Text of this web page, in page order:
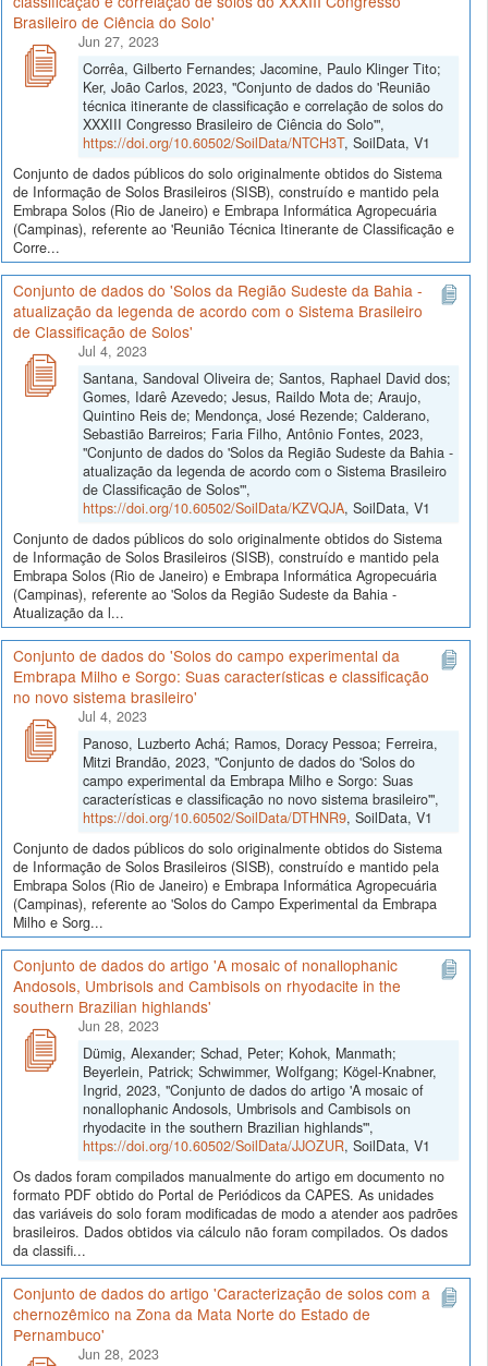
Brasileiro de Ciência do Solo'
Jun 27, 2023
Corrêa, Gilberto Fernandes; Jacomine, Paulo Klinger Tito;
Ker, João Carlos, 2023, "Conjunto de dados do 'Reunião
técnica itinerante de classificação e correlação de solos do
XXXIII Congresso Brasileiro de Ciência do Solo'",
https://doi.org/10.60502/SoilData/NTCH3T, SoilData, V1
Conjunto de dados públicos do solo originalmente obtidos do Sistema
de Informação de Solos Brasileiros (SISB), construído e mantido pela
Embrapa Solos (Rio de Janeiro) e Embrapa Informática Agropecuária
(Campinas), referente ao 'Reunião Técnica Itinerante de Classificação e
Corre...
Conjunto de dados do 'Solos da Região Sudeste da Bahia -
atualização da legenda de acordo com o Sistema Brasileiro
de Classificação de Solos'
Jul 4, 2023
Santana, Sandoval Oliveira de; Santos, Raphael David dos;
Gomes, Idarê Azevedo; Jesus, Raildo Mota de; Araujo,
Quintino Reis de; Mendonça, José Rezende; Calderano,
Sebastião Barreiros; Faria Filho, Antônio Fontes, 2023,
"Conjunto de dados do 'Solos da Região Sudeste da Bahia -
atualização da legenda de acordo com o Sistema Brasileiro
de Classificação de Solos'",
https://doi.org/10.60502/SoilData/KZVQJA, SoilData, V1
Conjunto de dados públicos do solo originalmente obtidos do Sistema
de Informação de Solos Brasileiros (SISB), construído e mantido pela
Embrapa Solos (Rio de Janeiro) e Embrapa Informática Agropecuária
(Campinas), referente ao 'Solos da Região Sudeste da Bahia -
Atualização da l...
Conjunto de dados do 'Solos do campo experimental da
Embrapa Milho e Sorgo: Suas características e classificação
no novo sistema brasileiro'
Jul 4, 2023
Panoso, Luzberto Achá; Ramos, Doracy Pessoa; Ferreira,
Mitzi Brandão, 2023, "Conjunto de dados do 'Solos do
campo experimental da Embrapa Milho e Sorgo: Suas
características e classificação no novo sistema brasileiro'",
https://doi.org/10.60502/SoilData/DTHNR9, SoilData, V1
Conjunto de dados públicos do solo originalmente obtidos do Sistema
de Informação de Solos Brasileiros (SISB), construído e mantido pela
Embrapa Solos (Rio de Janeiro) e Embrapa Informática Agropecuária
(Campinas), referente ao 'Solos do Campo Experimental da Embrapa
Milho e Sorg...
Conjunto de dados do artigo 'A mosaic of nonallophanic
Andosols, Umbrisols and Cambisols on rhyodacite in the
southern Brazilian highlands'
Jun 28, 2023
Dümig, Alexander; Schad, Peter; Kohok, Manmath;
Beyerlein, Patrick; Schwimmer, Wolfgang; Kögel-Knabner,
Ingrid, 2023, "Conjunto de dados do artigo 'A mosaic of
nonallophanic Andosols, Umbrisols and Cambisols on
rhyodacite in the southern Brazilian highlands'",
https://doi.org/10.60502/SoilData/JJOZUR, SoilData, V1
Os dados foram compilados manualmente do artigo em documento no
formato PDF obtido do Portal de Periódicos da CAPES. As unidades
das variáveis do solo foram modificadas de modo a atender aos padrões
brasileiros. Dados obtidos via cálculo não foram compilados. Os dados
da classifi...
Conjunto de dados do artigo 'Caracterização de solos com a
chernozêmico na Zona da Mata Norte do Estado de
Pernambuco'
Jun 28, 2023